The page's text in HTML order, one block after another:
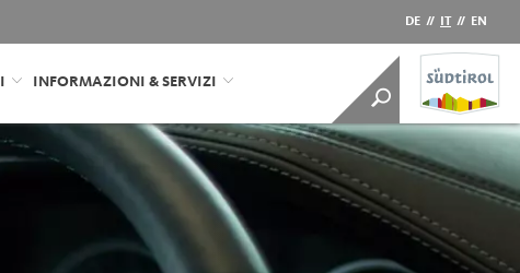
DE // IT // EN
INFORMAZIONI & SERVIZI